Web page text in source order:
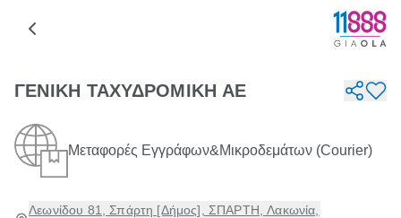
ΓΕΝΙΚΗ ΤΑΧΥΔΡΟΜΙΚΗ ΑΕ
Μεταφορές Εγγράφων&Μικροδεμάτων (Courier)
Λεωνίδου 81, Σπάρτη [Δήμος], ΣΠΑΡΤΗ, Λακωνία,